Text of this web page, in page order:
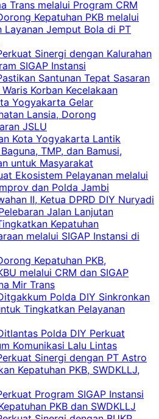
Trans melalui Program CRM
Kepatuhan PKB melalui
Layanan Jemput Bola di PT
Sinergi dengan Kalurahan
SIGAP Instansi
Santunan Tepat Sasaran
Korban Kecelakaan
Yogyakarta Gelar
Lansia, Dorong
JSLU
Kota Yogyakarta Lantik
TMP, dan Bamusi,
untuk Masyarakat
Ekosistem Pelayanan melalui
dan Polda Jambi
II, Ketua DPRD DIY Nuryadi
Jalan Lanjutan
Kepatuhan
melalui SIGAP Instansi di
Kepatuhan PKB,
melalui CRM dan SIGAP
Mir Trans
Polda DIY Sinkronkan
Tingkatkan Pelayanan
Polda DIY Perkuat
Komunikasi Lalu Lintas
Sinergi dengan PT Astro
Kepatuhan PKB, SWDKLLJ,
Program SIGAP Instansi
PKB dan SWDKLLJ